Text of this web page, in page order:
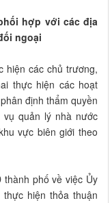
hợp với các địa
ngoại
hiện các chủ trương,
thực hiện các hoạt
định thẩm quyền
vụ quản lý nhà nước
vực biên giới theo
phố về việc Ủy
hiện thỏa thuận